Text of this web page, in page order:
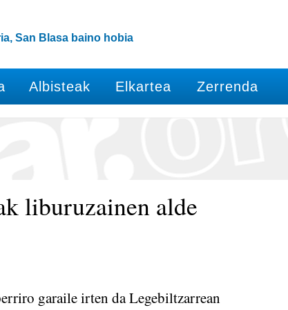
San Blasa baino hobia
Albisteak Elkartea Zerrenda
liburuzainen alde
garaile irten da Legebiltzarrean